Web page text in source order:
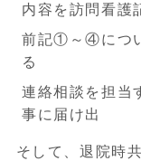
内容を訪問看護
前記①～④につ
る
連絡相談を担当
事に届け出
そして、退院時